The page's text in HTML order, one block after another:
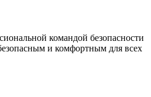
командой безопасности
и комфортным для всех